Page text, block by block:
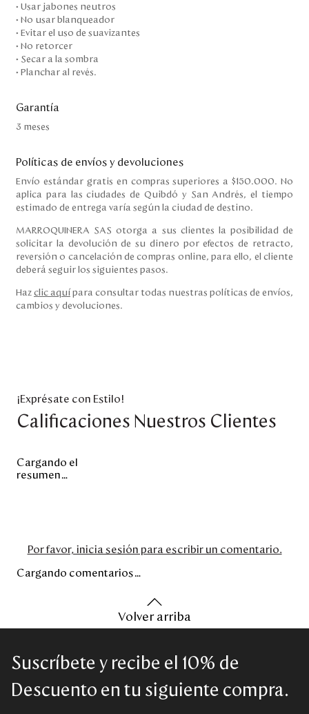
• Usar jabones neutros
• No usar blanqueador
• Evitar el uso de suavizantes
• No retorcer
• Secar a la sombra
• Planchar al revés.
Garantía
3 meses
Políticas de envíos y devoluciones
Envío estándar gratis en compras superiores a $150.000. No
aplica para las ciudades de Quibdó y San Andrés, el tiempo
estimado de entrega varía según la ciudad de destino.
MARROQUINERA SAS otorga a sus clientes la posibilidad de
solicitar la devolución de su dinero por efectos de retracto,
reversión o cancelación de compras online, para ello, el cliente
deberá seguir los siguientes pasos.
Haz clic aquí para consultar todas nuestras políticas de envíos,
cambios y devoluciones.
¡Exprésate con Estilo!
Calificaciones Nuestros Clientes
Cargando el
resumen…
Por favor, inicia sesión para escribir un comentario.
Cargando comentarios…
Volver arriba
Suscríbete y recibe el 10% de
Descuento en tu siguiente compra.